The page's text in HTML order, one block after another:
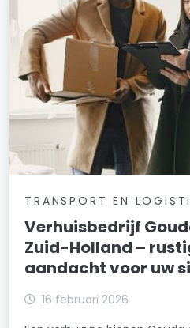
TRANSPORT EN
Verhuisbedrijf
Zuid-Holland –
aandacht voor uw
16 februari 2026